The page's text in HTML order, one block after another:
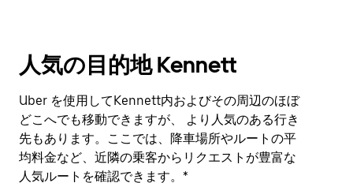
人気の目的地 Kennett
Uber を使用してKennett内およびその周辺のほぼ
どこへでも移動できますが、 より人気のある行き
先もあります。ここでは、降車場所やルートの平
均料金など、近隣の乗客からリクエストが豊富な
人気ルートを確認できます。*